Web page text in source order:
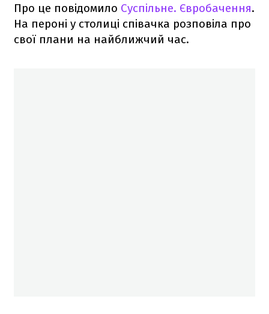
Про це повідомило Суспільне. Євробачення.
На пероні у столиці співачка розповіла про
свої плани на найближчий час.